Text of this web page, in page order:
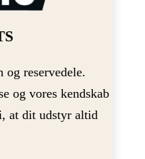
og reservedele.
og vores kendskab
at dit udstyr altid